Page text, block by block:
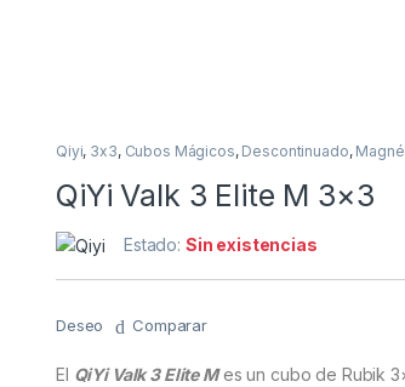
Qiyi, 3x3, Cubos Mágicos, Descontinuado,
QiYi Valk 3 Elite M 3×3
Estado: Sin existencias
Deseo Comparar
El QiYi Valk 3 Elite Mes un cubo de Rubik